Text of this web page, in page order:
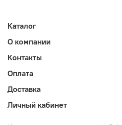
Каталог
О компании
Контакты
Оплата
Доставка
Личный кабинет